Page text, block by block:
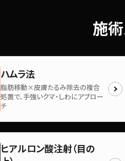
施
ハムラ法
脂肪移動×皮膚たるみ除去の複合
処置で、手強いクマ・しわにアプロー
チ
ヒアルロン酸注射（目の